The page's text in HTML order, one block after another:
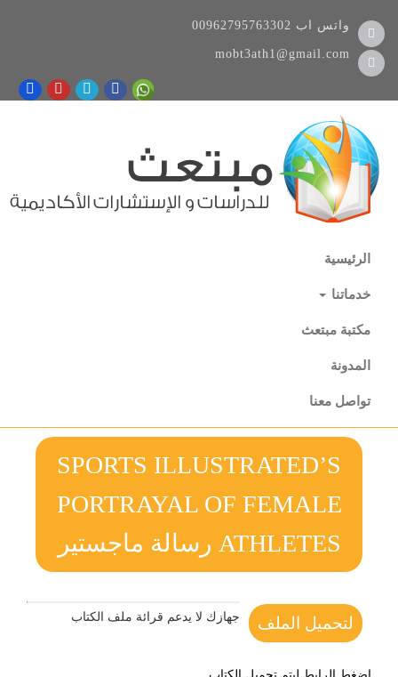
00962795763302 واتس اب
mobt3ath1@gmail.com
الرئيسية
خدماتنا
مكتبة مبتعث
المدونة
تواصل معنا
SPORTS ILLUSTRATED’S
PORTRAYAL OF FEMALE
ATHLETES رسالة ماجستير
لتحميل الملف جهازك لا يدعم قرائة ملف الكتاب